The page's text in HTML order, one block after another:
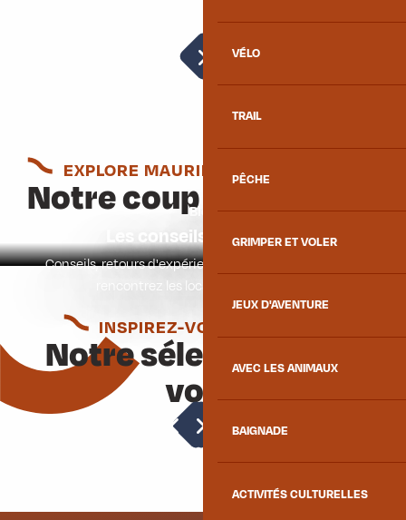
VÉLO
TRAIL
PÊCHE
GRIMPER ET VOLER
JEUX D'AVENTURE
AVEC LES ANIMAUX
BAIGNADE
ACTIVITÉS CULTURELLES
EXPLORE MAURIENNE
Notre coup de coeur
Blog
Les conseils des locaux
Conseils, retours d'expériences, secrets bien gardés :
rencontrez les locaux mauriennais !
INSPIREZ-VOUS ENCORE
Notre sélection pour
vous